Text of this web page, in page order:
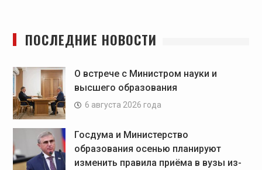
ПОСЛЕДНИЕ НОВОСТИ
О встрече с Министром науки и
высшего образования
6 августа 2026 года
Госдума и Министерство
образования осенью планируют
изменить правила приёма в вузы из-